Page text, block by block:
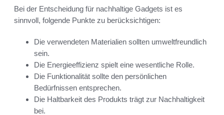
Bei der Entscheidung für nachhaltige Gadgets ist es
sinnvoll, folgende Punkte zu berücksichtigen:
Die verwendeten Materialien sollten umweltfreundlich
sein.
Die Energieeffizienz spielt eine wesentliche Rolle.
Die Funktionalität sollte den persönlichen
Bedürfnissen entsprechen.
Die Haltbarkeit des Produkts trägt zur Nachhaltigkeit
bei.